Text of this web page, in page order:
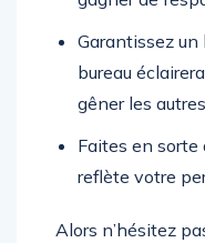
Garantissez un
bureau
gêner les
Faites en sorte
reflète votre
Alors n’hésitez